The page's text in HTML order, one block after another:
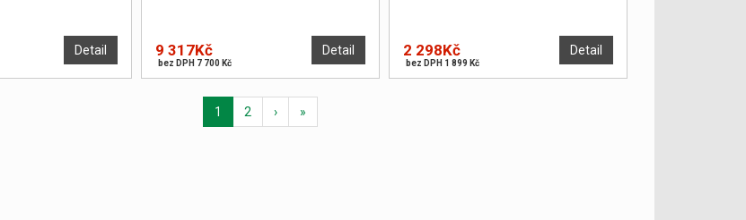
Detail Detail
9 317Kč
bez DPH 7 700 Kč
Detail
2 298Kč
bez DPH 1 899 Kč
1 2 › »